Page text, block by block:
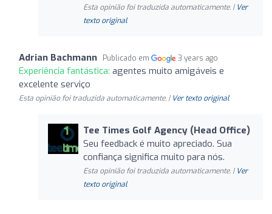
Esta opinião foi traduzida automaticamente. | Ver
texto original
Adrian Bachmann Publicado em 3 years ago
Experiência fantástica: agentes muito amigáveis e
excelente serviço
Esta opinião foi traduzida automaticamente. | Ver texto original
Tee Times Golf Agency (Head Office)
Seu feedback é muito apreciado. Sua
confiança significa muito para nós.
Esta opinião foi traduzida automaticamente. | Ver
texto original